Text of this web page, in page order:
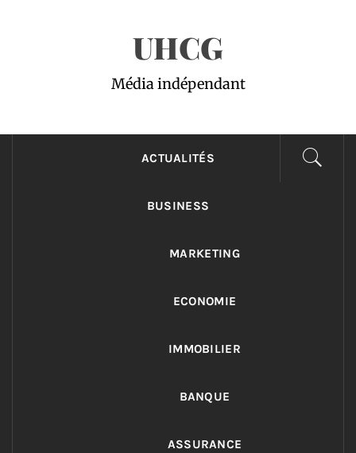
UHCG
Média indépendant
ACTUALITÉS
BUSINESS
MARKETING
ECONOMIE
IMMOBILIER
BANQUE
ASSURANCE